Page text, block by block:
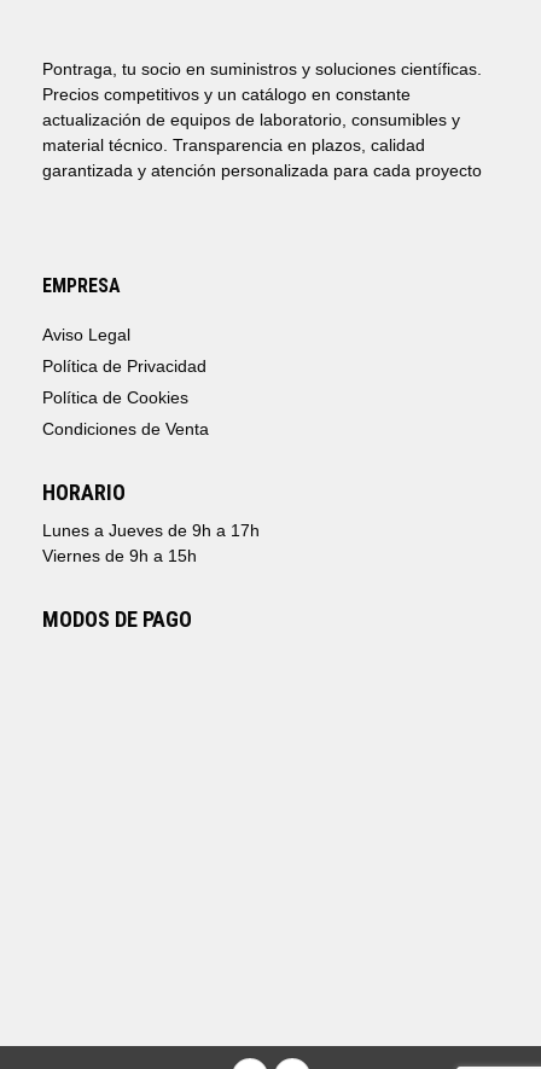
Pontraga, tu socio en suministros y soluciones científicas.
Precios competitivos y un catálogo en constante
actualización de equipos de laboratorio, consumibles y
material técnico. Transparencia en plazos, calidad
garantizada y atención personalizada para cada proyecto
EMPRESA
Aviso Legal
Política de Privacidad
Política de Cookies
Condiciones de Venta
HORARIO
Lunes a Jueves de 9h a 17h
Viernes de 9h a 15h
MODOS DE PAGO